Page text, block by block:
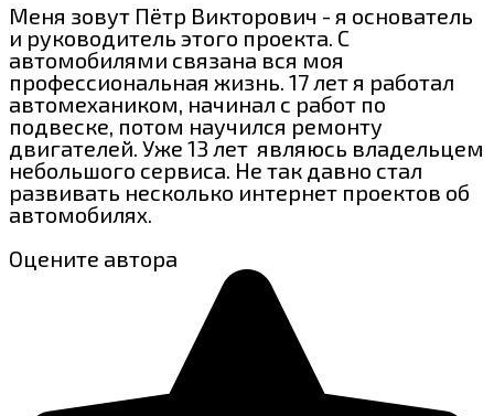
Меня зовут Пётр Викторович - я основатель
и руководитель этого проекта. С
автомобилями связана вся моя
профессиональная жизнь. 17 лет я работал
автомехаником, начинал с работ по
подвеске, потом научился ремонту
двигателей. Уже 13 лет являюсь владельцем
небольшого сервиса. Не так давно стал
развивать несколько интернет проектов об
автомобилях.
Оцените автора